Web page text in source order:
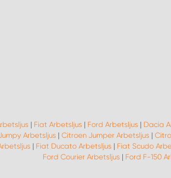
| Fiat Arbetsljus | Ford Arbetsljus | Dacia
Arbetsljus | Citroen Jumper Arbetsljus |
| Fiat Ducato Arbetsljus | Fiat Scudo
Ford Courier Arbetsljus | Ford F-150